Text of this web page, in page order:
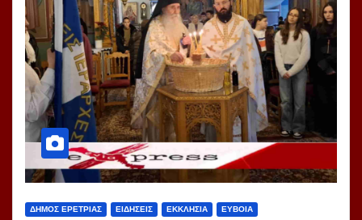
ΔΗΜΟΣ ΕΡΕΤΡΙΑΣ ΕΙΔΗΣΕΙΣ ΕΚΚΛΗΣΙΑ ΕΥΒΟΙΑ